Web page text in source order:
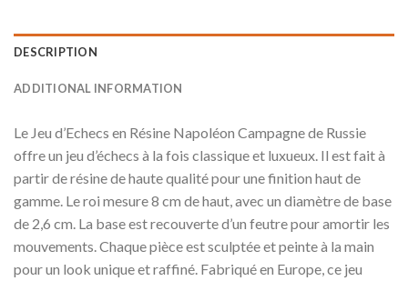
DESCRIPTION
ADDITIONAL INFORMATION
Le Jeu d’Echecs en Résine Napoléon Campagne de Russie
offre un jeu d’échecs à la fois classique et luxueux. Il est fait à
partir de résine de haute qualité pour une finition haut de
gamme. Le roi mesure 8 cm de haut, avec un diamètre de base
de 2,6 cm. La base est recouverte d’un feutre pour amortir les
mouvements. Chaque pièce est sculptée et peinte à la main
pour un look unique et raffiné. Fabriqué en Europe, ce jeu